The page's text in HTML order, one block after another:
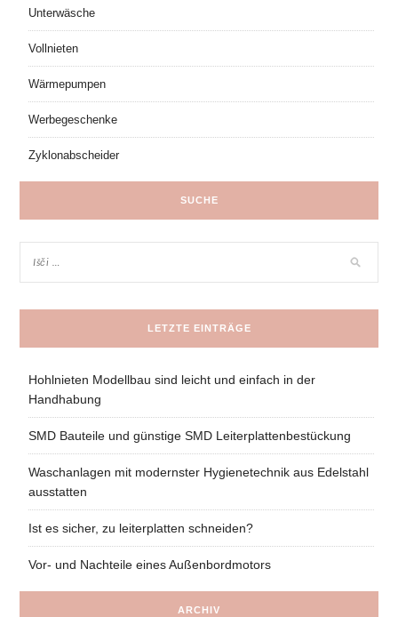
Unterwäsche
Vollnieten
Wärmepumpen
Werbegeschenke
Zyklonabscheider
SUCHE
LETZTE EINTRÄGE
Hohlnieten Modellbau sind leicht und einfach in der
Handhabung
SMD Bauteile und günstige SMD Leiterplattenbestückung
Waschanlagen mit modernster Hygienetechnik aus Edelstahl
ausstatten
Ist es sicher, zu leiterplatten schneiden?
Vor- und Nachteile eines Außenbordmotors
ARCHIV